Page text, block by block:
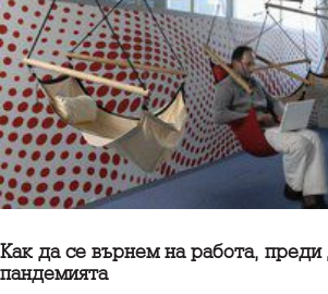
Как да се върнем на работа,
пандемията